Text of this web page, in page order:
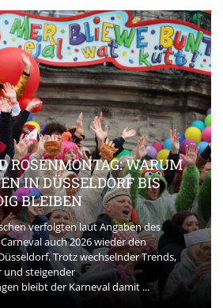
ROSENMONTAG: WARUM
IN DÜSSELDORF BIS
BLEIBEN
verfolgten laut Angaben des
auch 2026 wieder den
Trotz wechselnder Trends,
steigender
bleibt der Karneval damit ...